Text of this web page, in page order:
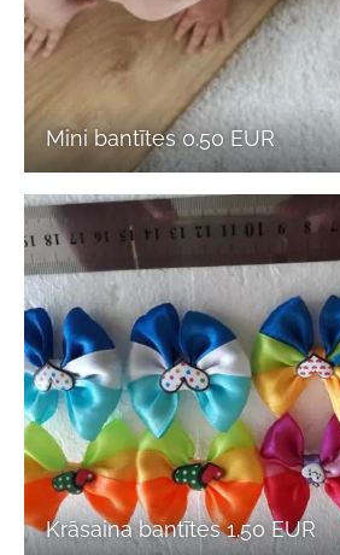
Mini bantītes 0.50 EUR
Krāsaina bantītes 1.50 EUR